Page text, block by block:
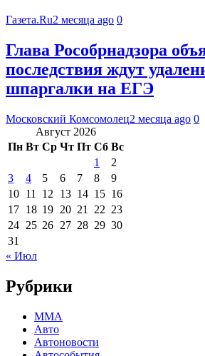
Газета.Ru2 месяца ago 0
Глава Рособрнадзора
последствия ждут
шпаргалки на ЕГЭ
Московский Комсомолец2 месяца ago 0
Август 2026
Пн Вт Ср Чт Пт Сб Вс
1
2
3
4 5 6 7 8
9
10 11 12 13 14 15 16
17 18 19 20 21 22 23
24 25 26 27 28 29 30
31
« Июл
Рубрики
MMA
Авто
Автоновости